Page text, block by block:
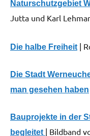
Tourismus
Naturschutzgebiet
Jutta und Karl
Die halbe Freiheit |
Die Stadt
man gesehen haben
Bauprojekte in der
begleitet | Bildband